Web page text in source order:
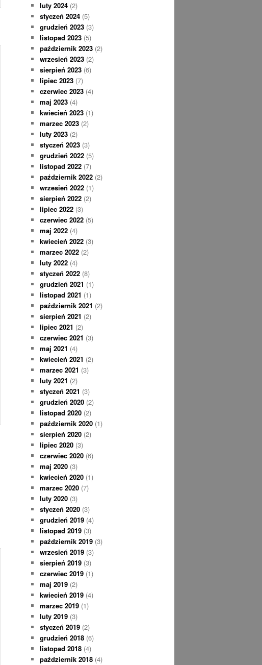
luty 2024 (2)
styczeń 2024 (5)
grudzień 2023 (3)
listopad 2023 (5)
październik 2023 (2)
wrzesień 2023 (2)
sierpień 2023 (6)
lipiec 2023 (7)
czerwiec 2023 (4)
maj 2023 (4)
kwiecień 2023 (1)
marzec 2023 (2)
luty 2023 (2)
styczeń 2023 (3)
grudzień 2022 (5)
listopad 2022 (7)
październik 2022 (2)
wrzesień 2022 (1)
sierpień 2022 (2)
lipiec 2022 (3)
czerwiec 2022 (5)
maj 2022 (4)
kwiecień 2022 (3)
marzec 2022 (2)
luty 2022 (4)
styczeń 2022 (8)
grudzień 2021 (1)
listopad 2021 (1)
październik 2021 (2)
sierpień 2021 (2)
lipiec 2021 (2)
czerwiec 2021 (3)
maj 2021 (4)
kwiecień 2021 (2)
marzec 2021 (3)
luty 2021 (2)
styczeń 2021 (3)
grudzień 2020 (2)
listopad 2020 (2)
październik 2020 (1)
sierpień 2020 (2)
lipiec 2020 (3)
czerwiec 2020 (6)
maj 2020 (3)
kwiecień 2020 (1)
marzec 2020 (7)
luty 2020 (3)
styczeń 2020 (3)
grudzień 2019 (4)
listopad 2019 (3)
październik 2019 (3)
wrzesień 2019 (3)
sierpień 2019 (3)
czerwiec 2019 (1)
maj 2019 (2)
kwiecień 2019 (4)
marzec 2019 (1)
luty 2019 (3)
styczeń 2019 (2)
grudzień 2018 (6)
listopad 2018 (4)
październik 2018 (4)